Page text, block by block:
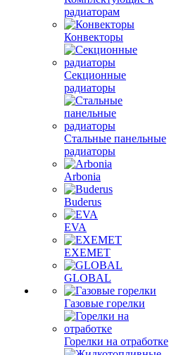
радиаторам
Конвекторы
Секционные
радиаторы
Стальные панельные
радиаторы
Arbonia
Buderus
EVA
EXEMET
GLOBAL
Газовые горелки
Горелки на отработке